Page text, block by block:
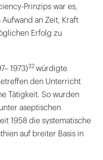
Prinzips war es,
an Zeit, Kraft
Erfolg zu
1973)32 würdigte
den Unterricht
Tätigkeit. So wurden
aseptischen
1958 die systematische
auf breiter Basis in